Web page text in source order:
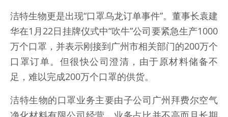
洁特生物更是出现“口罩乌龙订单事件”。董事长袁建
华在1月22日挂牌仪式中“吹牛”公司要紧急生产1000
万个口罩，并表示刚接到广州市相关部门的200万个
口罩订单。但很快公司澄清，由于原材料储备不
足，难以完成200万个口罩的供货。
洁特生物的口罩业务主要由子公司广州拜费尔空气